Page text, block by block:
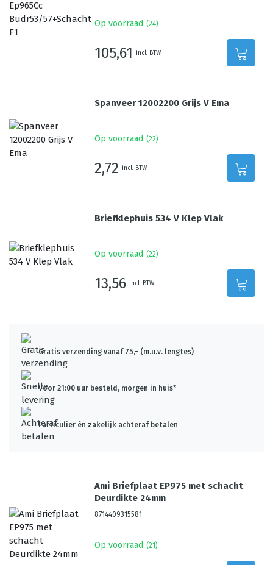
Op voorraad (24)
105,61 incl. BTW
Spanveer 12002200 Grijs V Ema
Op voorraad (22)
2,72 incl. BTW
Briefklephuis 534 V Klep Vlak
Op voorraad (22)
13,56 incl. BTW
Gratis verzending vanaf 75,- (m.u.v. lengtes)
Voor 21:00 uur besteld, morgen in huis*
Particulier én zakelijk achteraf betalen
Ami Briefplaat EP975 met schacht
Deurdikte 24mm
8714409315581
Op voorraad (21 )